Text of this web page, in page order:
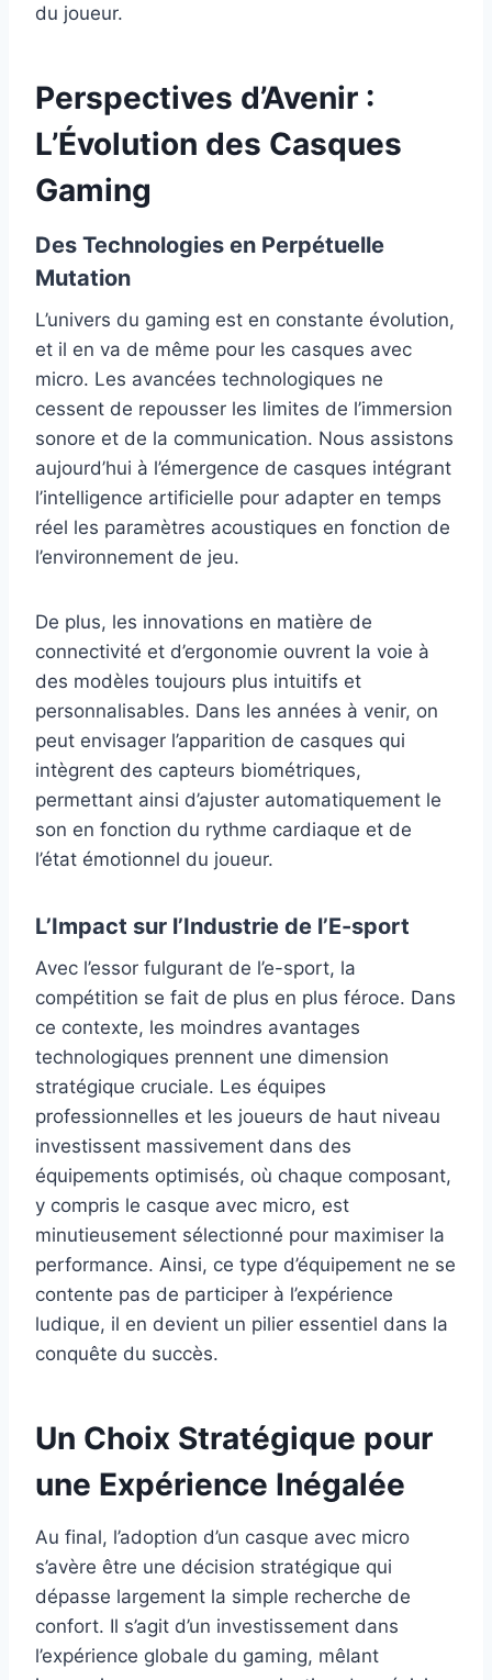
du joueur.
Perspectives d’Avenir :
L’Évolution des Casques
Gaming
Des Technologies en Perpétuelle
Mutation
L’univers du gaming est en constante évolution,
et il en va de même pour les casques avec
micro. Les avancées technologiques ne
cessent de repousser les limites de l’immersion
sonore et de la communication. Nous assistons
aujourd’hui à l’émergence de casques intégrant
l’intelligence artificielle pour adapter en temps
réel les paramètres acoustiques en fonction de
l’environnement de jeu.
De plus, les innovations en matière de
connectivité et d’ergonomie ouvrent la voie à
des modèles toujours plus intuitifs et
personnalisables. Dans les années à venir, on
peut envisager l’apparition de casques qui
intègrent des capteurs biométriques,
permettant ainsi d’ajuster automatiquement le
son en fonction du rythme cardiaque et de
l’état émotionnel du joueur.
L’Impact sur l’Industrie de l’E-sport
Avec l’essor fulgurant de l’e-sport, la
compétition se fait de plus en plus féroce. Dans
ce contexte, les moindres avantages
technologiques prennent une dimension
stratégique cruciale. Les équipes
professionnelles et les joueurs de haut niveau
investissent massivement dans des
équipements optimisés, où chaque composant,
y compris le casque avec micro, est
minutieusement sélectionné pour maximiser la
performance. Ainsi, ce type d’équipement ne se
contente pas de participer à l’expérience
ludique, il en devient un pilier essentiel dans la
conquête du succès.
Un Choix Stratégique pour
une Expérience Inégalée
Au final, l’adoption d’un casque avec micro
s’avère être une décision stratégique qui
dépasse largement la simple recherche de
confort. Il s’agit d’un investissement dans
l’expérience globale du gaming, mêlant